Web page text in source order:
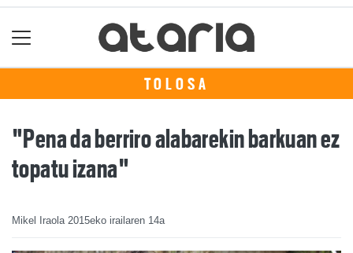
TOLOSA
"Pena da berriro alabarekin barkuan ez
topatu izana"
Mikel Iraola 2015eko irailaren 14a